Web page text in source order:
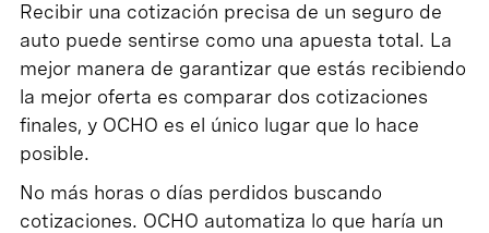
Recibir una cotización precisa de un seguro de
auto puede sentirse como una apuesta total. La
mejor manera de garantizar que estás recibiendo
la mejor oferta es comparar dos cotizaciones
finales, y OCHO es el único lugar que lo hace
posible.
No más horas o días perdidos buscando
cotizaciones. OCHO automatiza lo que haría un